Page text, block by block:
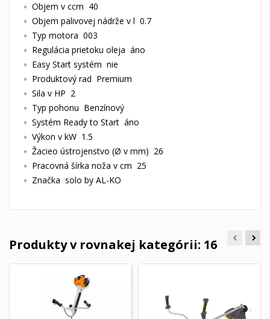
Objem v ccm 40
Objem palivovej nádrže v l 0.7
Typ motora 003
Regulácia prietoku oleja áno
Easy Start systém nie
Produktový rad Premium
Sila v HP 2
Typ pohonu Benzínový
Systém Ready to Start áno
Výkon v kW 1.5
Žacieo ústrojenstvo (Ø v mm) 26
Pracovná šírka noža v cm 25
Značka solo by AL-KO
Produkty v rovnakej kategórii: 16